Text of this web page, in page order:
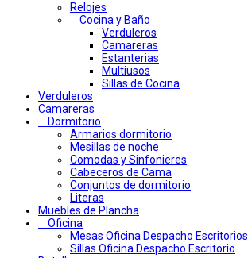
Relojes
Cocina y Baño
Verduleros
Camareras
Estanterias
Multiusos
Sillas de Cocina
Verduleros
Camareras
Dormitorio
Armarios dormitorio
Mesillas de noche
Comodas y Sinfonieres
Cabeceros de Cama
Conjuntos de dormitorio
Literas
Muebles de Plancha
Oficina
Mesas Oficina Despacho Escritorios
Sillas Oficina Despacho Escritorio